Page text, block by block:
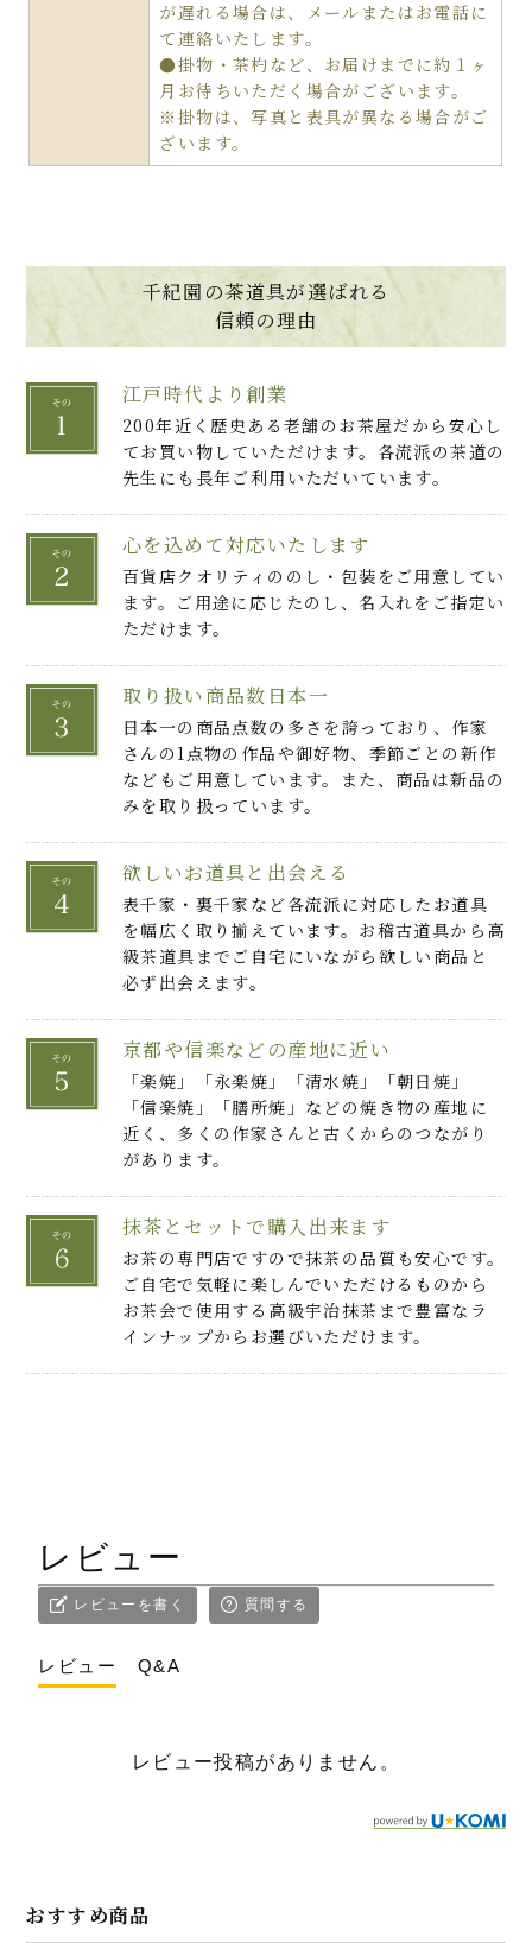
が遅れる場合は、メールまたはお電話に
て連絡いたします。
●掛物・茶杓など、お届けまでに約１ヶ
月お待ちいただく場合がございます。
※掛物は、写真と表具が異なる場合がご
ざいます。
千紀園の茶道具が選ばれる
信頼の理由
江戸時代より創業
200年近く歴史ある老舗のお茶屋だから安心し
てお買い物していただけます。各流派の茶道の
先生にも長年ご利用いただいています。
心を込めて対応いたします
百貨店クオリティののし・包装をご用意してい
ます。ご用途に応じたのし、名入れをご指定い
ただけます。
取り扱い商品数日本一
日本一の商品点数の多さを誇っており、作家
さんの1点物の作品や御好物、季節ごとの新作
などもご用意しています。また、商品は新品の
みを取り扱っています。
欲しいお道具と出会える
表千家・裏千家など各流派に対応したお道具
を幅広く取り揃えています。お稽古道具から高
級茶道具までご自宅にいながら欲しい商品と
必ず出会えます。
京都や信楽などの産地に近い
「楽焼」「永楽焼」「清水焼」「朝日焼」
「信楽焼」「膳所焼」などの焼き物の産地に
近く、多くの作家さんと古くからのつながり
があります。
抹茶とセットで購入出来ます
お茶の専門店ですので抹茶の品質も安心です。
ご自宅で気軽に楽しんでいただけるものから
お茶会で使用する高級宇治抹茶まで豊富なラ
インナップからお選びいただけます。
レビュー
レビューを書く 質問する
レビュー Q&A
レビュー投稿がありません。
おすすめ商品